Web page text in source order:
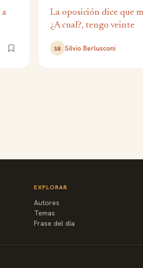
a
La oposición dice que
¿A cual?, tengo veinte
SB Silvio Berlusconi
EXPLORAR
Autores
Temas
Frase del día